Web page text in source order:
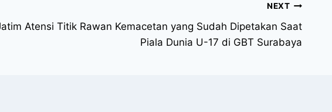
NEXT
Atensi Titik Rawan Kemacetan yang Sudah Dipetakan Saat
Piala Dunia U-17 di GBT Surabaya